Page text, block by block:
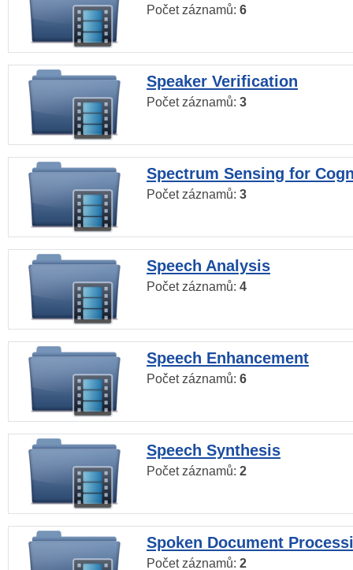
Počet záznamů: 6
Speaker Verification
Počet záznamů: 3
Spectrum Sensing for
Počet záznamů: 3
Speech Analysis
Počet záznamů: 4
Speech Enhancement
Počet záznamů: 6
Speech Synthesis
Počet záznamů: 2
Spoken Document
Počet záznamů: 2